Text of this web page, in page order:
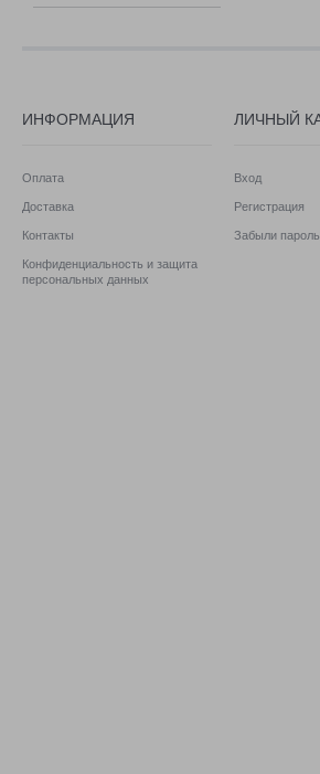
ИНФОРМАЦИЯ
Оплата
Доставка
Контакты
Конфиденциальность и защита
персональных данных
ЛИЧНЫЙ
Вход
Регистрация
Забыли